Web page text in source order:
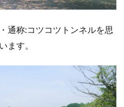
通称:コツコツトンネルを思
ます。